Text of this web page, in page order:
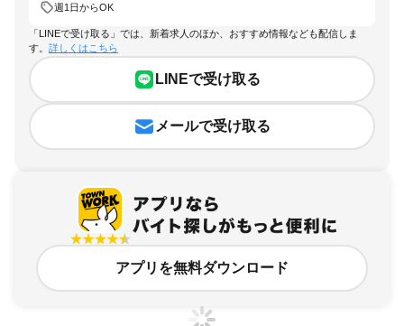
週1日からOK
「LINEで受け取る」では、新着求人のほか、おすすめ情報なども配信しま
す。 詳しくはこちら
LINEで受け取る
メールで受け取る
アプリを無料ダウンロード